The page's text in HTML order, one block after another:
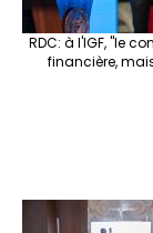
RDC: à l'IGF, "le
financière,